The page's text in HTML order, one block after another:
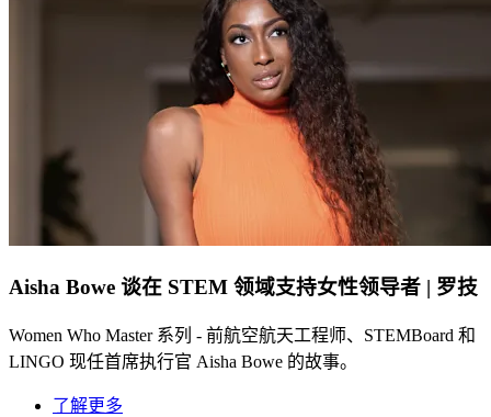
Aisha Bowe 谈在 STEM 领域支持女性领导者 | 罗技
Women Who Master 系列 - 前航空航天工程师、STEMBoard 和
LINGO 现任首席执行官 Aisha Bowe 的故事。
了解更多